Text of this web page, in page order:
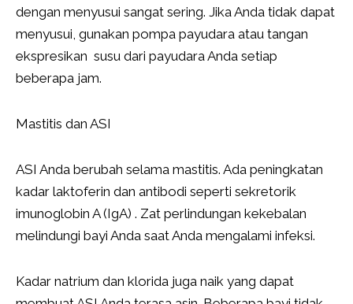
dengan menyusui sangat sering. Jika Anda tidak dapat
menyusui, gunakan pompa payudara atau tangan
ekspresikan susu dari payudara Anda setiap
beberapa jam.
Mastitis dan ASI
ASI Anda berubah selama mastitis. Ada peningkatan
kadar laktoferin dan antibodi seperti sekretorik
imunoglobin A (IgA) . Zat perlindungan kekebalan
melindungi bayi Anda saat Anda mengalami infeksi.
Kadar natrium dan klorida juga naik yang dapat